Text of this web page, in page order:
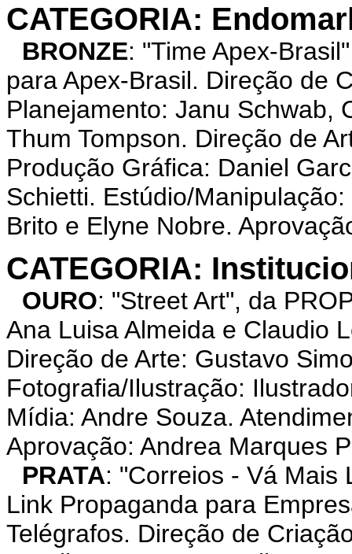
CATEGORIA:
BRONZE: "Time Apex-
para Apex-Brasil. Direção de
Planejamento: Janu Schwab,
Thum Tompson. Direção de
Produção Gráfica: Daniel
Schietti. Estúdio/
Brito e Elyne Nobre.
CATEGORIA:
OURO: "Street Art", da
Ana Luisa Almeida e Claudio
Direção de Arte: Gustavo
Fotografia/Ilustração:
Mídia: Andre Souza.
Aprovação: Andrea Marques
PRATA: "Correios - Vá Mais
Link Propaganda para
Telégrafos. Direção de